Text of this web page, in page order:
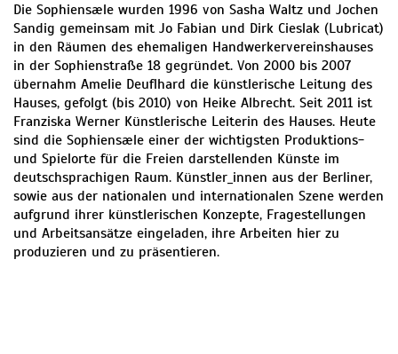
Die Sophiensæle wurden 1996 von Sasha Waltz und Jochen
Sandig gemeinsam mit Jo Fabian und Dirk Cieslak (Lubricat)
in den Räumen des ehemaligen Handwerkervereinshauses
in der Sophienstraße 18 gegründet. Von 2000 bis 2007
übernahm Amelie Deuflhard die künstlerische Leitung des
Hauses, gefolgt (bis 2010) von Heike Albrecht. Seit 2011 ist
Franziska Werner Künstlerische Leiterin des Hauses. Heute
sind die Sophiensæle einer der wichtigsten Produktions-
und Spielorte für die Freien darstellenden Künste im
deutschsprachigen Raum. Künstler_innen aus der Berliner,
sowie aus der nationalen und internationalen Szene werden
aufgrund ihrer künstlerischen Konzepte, Fragestellungen
und Arbeitsansätze eingeladen, ihre Arbeiten hier zu
produzieren und zu präsentieren.